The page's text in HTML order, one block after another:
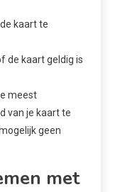
kaart te
de kaart geldig is
meest
van je kaart te
geen
met